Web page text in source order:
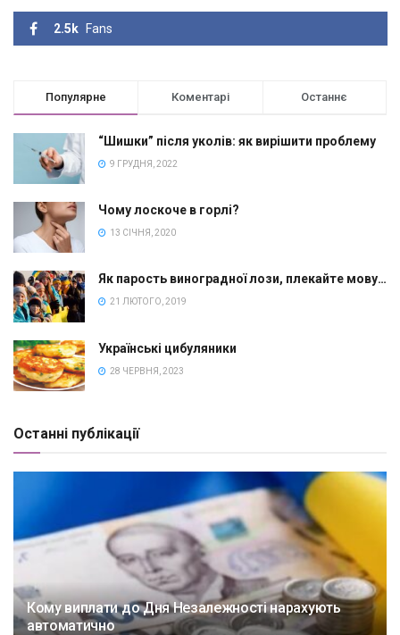
2.5k Fans
Популярне Коментарі Останнє
“Шишки” після уколів: як вирішити проблему
9 ГРУДНЯ, 2022
Чому лоскоче в горлі?
13 СІЧНЯ, 2020
Як парость виноградної лози, плекайте мову…
21 ЛЮТОГО, 2019
Українські цибуляники
28 ЧЕРВНЯ, 2023
Останні публікації
Кому виплати до Дня Незалежності нарахують
автоматично